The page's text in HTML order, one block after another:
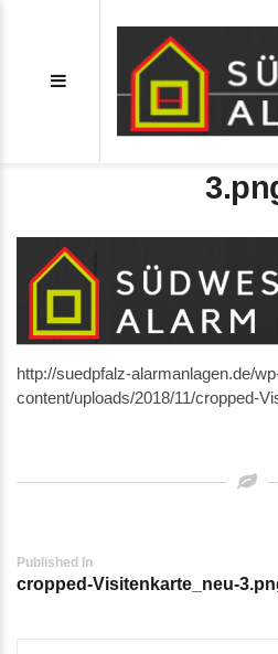
cropped-
http://suedpfalz-alarmanlagen.de/
content/uploads/2018/11/cropped-
Post
navigation
Published In
cropped-Visitenkarte_neu-